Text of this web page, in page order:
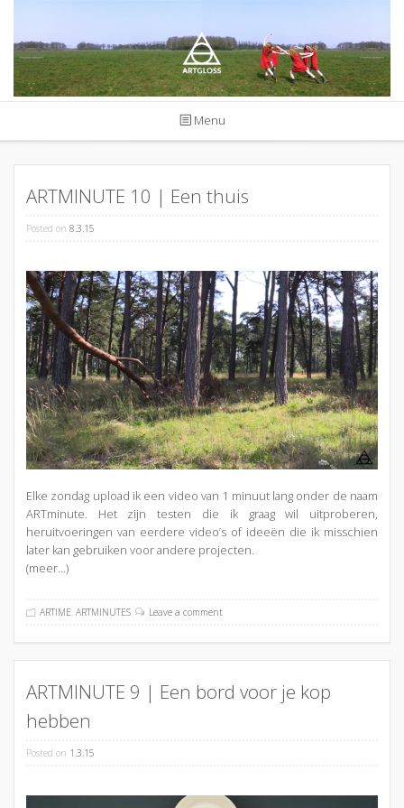
content
Menu
ARTMINUTE 10 | Een thuis
Posted on 8.3.15
Elke zondag upload ik een video van 1 minuut lang onder de naam
ARTminute. Het zijn testen die ik graag wil uitproberen,
heruitvoeringen van eerdere video’s of ideeën die ik misschien
later kan gebruiken voor andere projecten.
(meer…)
ARTIME, ARTMINUTES Leave a comment
ARTMINUTE 9 | Een bord voor je kop
hebben
Posted on 1.3.15